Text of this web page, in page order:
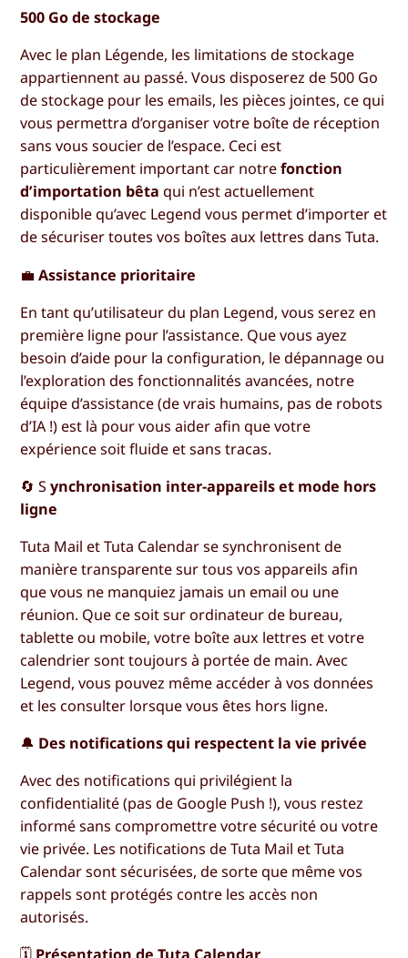
500 Go de stockage
Avec le plan Légende, les limitations de stockage
appartiennent au passé. Vous disposerez de 500 Go
de stockage pour les emails, les pièces jointes, ce qui
vous permettra d’organiser votre boîte de réception
sans vous soucier de l’espace. Ceci est
particulièrement important car notrefonction
d’importation bêta qui n’est actuellement
disponible qu’avec Legend vous permet d’importer et
de sécuriser toutes vos boîtes aux lettres dans Tuta.
💼Assistance prioritaire
En tant qu’utilisateur du plan Legend, vous serez en
première ligne pour l’assistance. Que vous ayez
besoin d’aide pour la configuration, le dépannage ou
l’exploration des fonctionnalités avancées, notre
équipe d’assistance (de vrais humains, pas de robots
d’IA !) est là pour vous aider afin que votre
expérience soit fluide et sans tracas.
🔄 Synchronisation inter-appareils et mode hors
ligne
Tuta Mail et Tuta Calendar se synchronisent de
manière transparente sur tous vos appareils afin
que vous ne manquiez jamais un email ou une
réunion. Que ce soit sur ordinateur de bureau,
tablette ou mobile, votre boîte aux lettres et votre
calendrier sont toujours à portée de main. Avec
Legend, vous pouvez même accéder à vos données
et les consulter lorsque vous êtes hors ligne.
🔔 Des notifications qui respectent la vie privée
Avec des notifications qui privilégient la
confidentialité (pas de Google Push !), vous restez
informé sans compromettre votre sécurité ou votre
vie privée. Les notifications de Tuta Mail et Tuta
Calendar sont sécurisées, de sorte que même vos
rappels sont protégés contre les accès non
autorisés.